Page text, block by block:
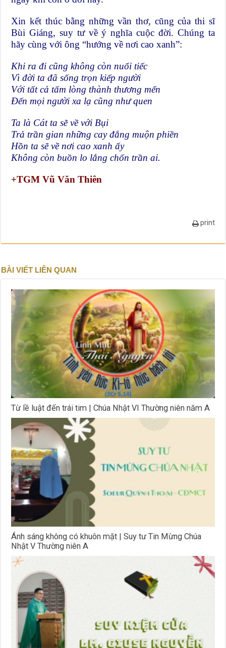
Xin kết thúc bằng những vần thơ, cũng của thi sĩ
Bùi Giáng, suy tư về ý nghĩa cuộc đời. Chúng ta
hãy cùng với ông “hướng về nơi cao xanh”:
Khi ra đi cũng không còn nuối tiếc
Vì đời ta đã sống trọn kiếp người
Với tất cả tấm lòng thành thương mến
Ðến mọi người xa lạ cũng như quen
Ta là Cát ta sẽ về với Bụi
Trả trần gian những cay đắng muộn phiền
Hồn ta sẽ về nơi cao xanh ấy
Không còn buồn lo lắng chốn trần ai.
+TGM Vũ Văn Thiên
print
BÀI VIẾT LIÊN QUAN
Từ lề luật đến trái tim | Chúa Nhật VI Thường niên năm A
Ánh sáng không có khuôn mặt | Suy tư Tin Mừng Chúa
Nhật V Thường niên A